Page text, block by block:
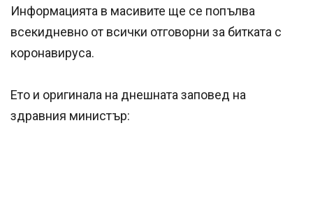
Информацията в масивите ще се попълва
всекидневно от всички отговорни за битката с
коронавируса.
Ето и оригинала на днешната заповед на
здравния министър: